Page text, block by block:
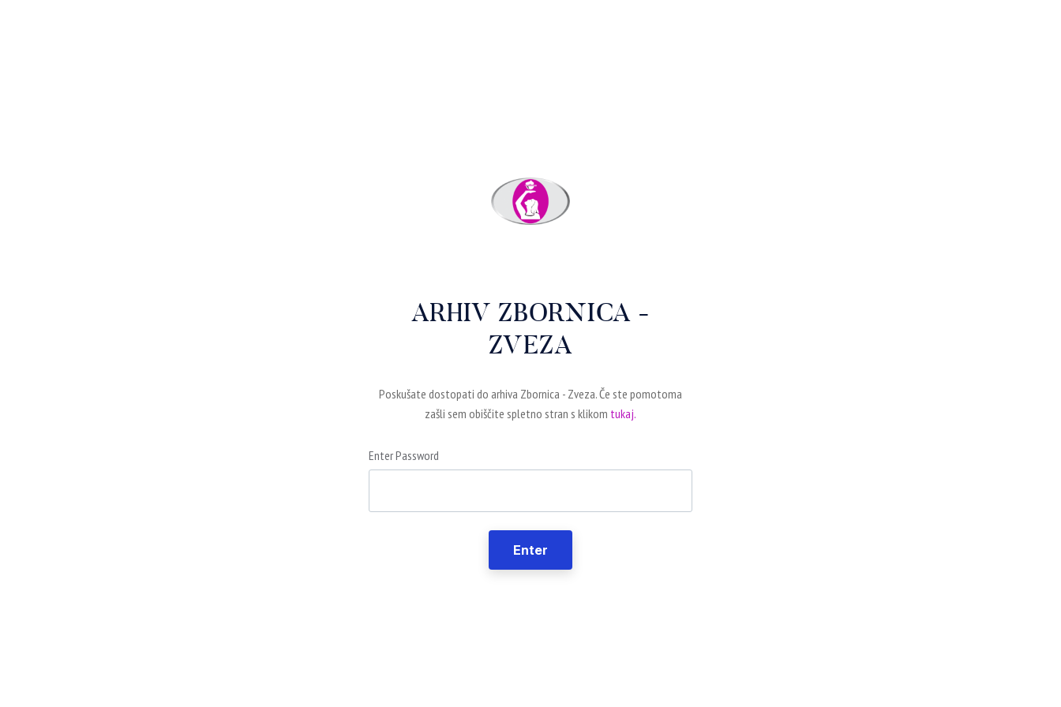
ARHIV ZBORNICA -
ZVEZA
Poskušate dostopati do arhiva Zbornica - Zveza. Če ste pomotoma
zašli sem obiščite spletno stran s klikom tukaj.
Enter Password
Enter